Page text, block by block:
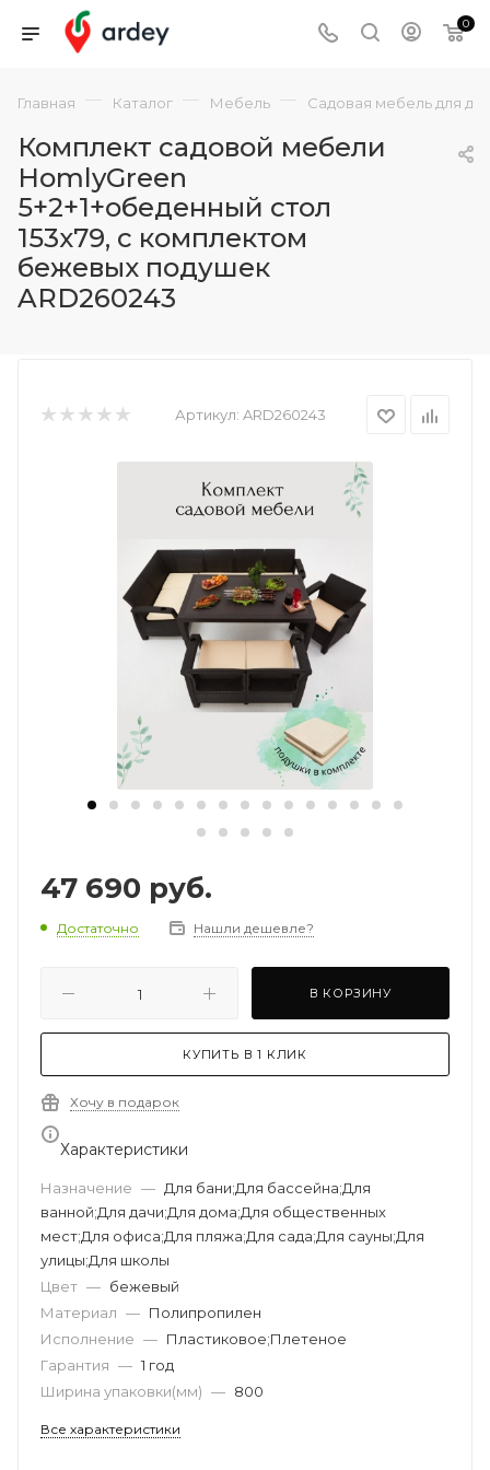
0
Главная — Каталог — Мебель — Садовая мебель для
Комплект садовой мебели
HomlyGreen
5+2+1+обеденный стол
153х79, с комплектом
бежевых подушек
ARD260243
Артикул: ARD260243
47 690 руб.
Достаточно Нашли дешевле?
В КОРЗИНУ
КУПИТЬ В 1 КЛИК
Хочу в подарок
Характеристики
Назначение — Для бани;Для бассейна;Для
ванной;Для дачи;Для дома;Для общественных
мест;Для офиса;Для пляжа;Для сада;Для сауны;Для
улицы;Для школы
Цвет — бежевый
Материал — Полипропилен
Исполнение — Пластиковое;Плетеное
Гарантия — 1 год
Ширина упаковки(мм) — 800
Все характеристики